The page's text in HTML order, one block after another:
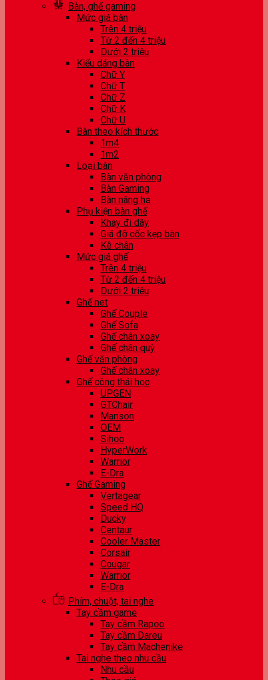
Bàn, ghế gaming
Mức giá bàn
Trên 4 triệu
Từ 2 đến 4 triệu
Dưới 2 triệu
Kiểu dáng bàn
Chữ Y
Chữ T
Chữ Z
Chữ K
Chữ U
Bàn theo kích thước
1m4
1m2
Loại bàn
Bàn văn phòng
Bàn Gaming
Bàn nâng hạ
Phụ kiện bàn ghế
Khay đi dây
Giá đỡ cốc kẹp bàn
Kê chân
Mức giá ghế
Trên 4 triệu
Từ 2 đến 4 triệu
Dưới 2 triệu
Ghế net
Ghế Couple
Ghế Sofa
Ghế chân xoay
Ghế chân quỳ
Ghế văn phòng
Ghế chân xoay
Ghế công thái học
UPGEN
GTChair
Manson
OEM
Sihoo
HyperWork
Warrior
E-Dra
Ghế Gaming
Vertagear
Speed HQ
Ducky
Centaur
Cooler Master
Corsair
Cougar
Warrior
E-Dra
Phím, chuột, tai nghe
Tay cầm game
Tay cầm Rapoo
Tay cầm Dareu
Tay cầm Machenike
Tai nghe theo nhu cầu
Nhu cầu